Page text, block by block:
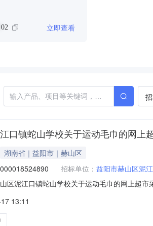
02 立即查看
口镇蛇山学校关于运动毛巾的网上
湖南省｜益阳市｜赫山区
招标单位： 益阳市赫山区泥
区泥江口镇蛇山学校关于运动毛巾的网上超
补充说明:不需要了，谢谢八、其他事项：九
：地址：联系人
13:11